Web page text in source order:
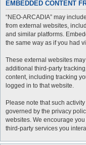
EMBEDDED CONTENT
“NEO-ARCADIA” may
from external websites,
and similar platforms.
the same way as if you had
These external websites
additional third-party
content, including tracking
logged in to that website.
Please note that such
governed by the privacy
websites. We encourage
third-party services you